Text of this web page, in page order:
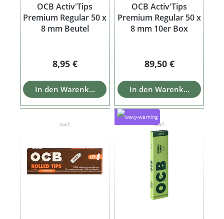
OCB Activ'Tips
Premium Regular 50 x
8 mm Beutel
Regulärer Preis:
8,95 €
In den Warenkorb
OCB Activ'Tips
Premium Regular 50 x
8 mm 10er Box
Regulärer Preis:
89,50 €
In den Warenkorb